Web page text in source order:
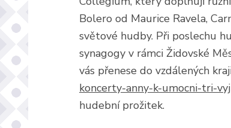
Bolero od Maurice Ravela,
světové hudby. Při poslechu
synagogy v rámci Židovské
vás přenese do vzdálených
koncerty-anny-k-umocni-tri-
hudební prožitek.